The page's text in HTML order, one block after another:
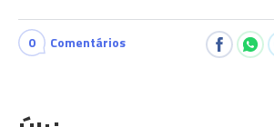
0 Comentários